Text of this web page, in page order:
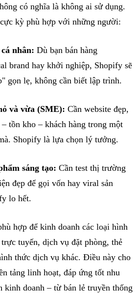
có nghĩa là không ai sử dụng.
cực kỳ phù hợp với những người:
nhân: Dù bạn bán hàng
brand hay khởi nghiệp, Shopifysẽ
" gọn lẹ, không cần biết lập trình.
và vừa (SME): Cần websiteđẹp,
tồn kho – khách hàng trong một
. Shopifylà lựa chọn lý tưởng.
sáng tạo: Cần testthị trường
đẹp để gọi vốn hay viral sản
lo hết.
hợp để kinh doanh các loại hình
tuyến, dịch vụ đặt phòng, thẻ
thức dịch vụ khác. Điều này cho
tảng linh hoạt, đáp ứng tốt nhu
kinh doanh – từ bán lẻ truyền thống